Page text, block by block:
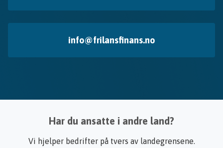
info@frilansfinans.no
Har du ansatte i andre land?
Vi hjelper bedrifter på tvers av landegrensene.